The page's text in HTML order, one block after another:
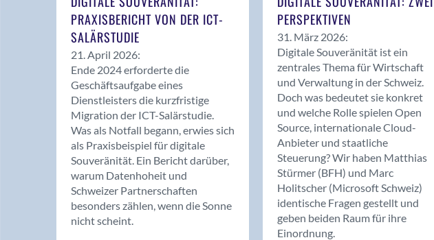
PRAXISBERICHT VON DER ICT-
SALÄRSTUDIE
21. April 2026:
Ende 2024 erforderte die
Geschäftsaufgabe eines
Dienstleisters die kurzfristige
Migration der ICT-Salärstudie.
Was als Notfall begann, erwies sich
als Praxisbeispiel für digitale
Souveränität. Ein Bericht darüber,
warum Datenhoheit und
Schweizer Partnerschaften
besonders zählen, wenn die Sonne
nicht scheint.
PERSPEKTIVEN
31. März 2026:
Digitale Souveränität ist ein
zentrales Thema für Wirtschaft
und Verwaltung in der Schweiz.
Doch was bedeutet sie konkret
und welche Rolle spielen Open
Source, internationale Cloud-
Anbieter und staatliche
Steuerung? Wir haben Matthias
Stürmer (BFH) und Marc
Holitscher (Microsoft Schweiz)
identische Fragen gestellt und
geben beiden Raum für ihre
Einordnung.